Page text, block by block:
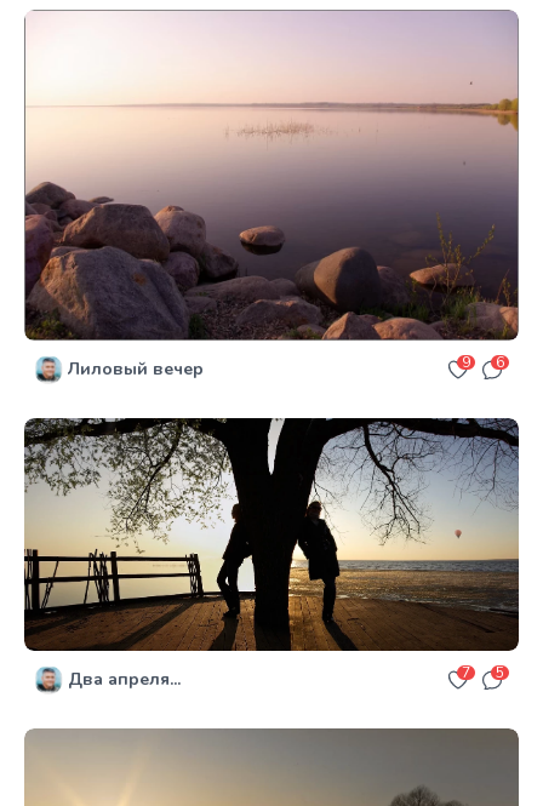
Лиловый вечер 9 6
Два апреля... 7 5